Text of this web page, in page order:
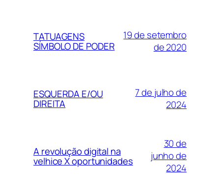
TATUAGENS
SÍMBOLO DE PODER
19 de setembro
de 2020
ESQUERDA E/OU
DIREITA
7 de julho de
2024
A revolução digital na
velhice X oportunidades
30 de
junho de
2024